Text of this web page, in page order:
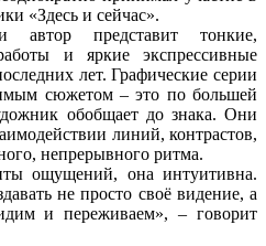
«Здесь и сейчас».
представит тонкие,
и яркие экспрессивные
лет. Графические серии
сюжетом – это по большей
обобщает до знака. Они
линий, контрастов,
непрерывного ритма.
ощущений, она интуитивна.
не просто своё видение, а
и переживаем», – говорит